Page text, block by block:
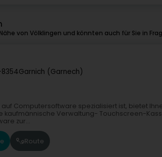
von Völklingen und könnten auch für Sie in
8354Garnich (Garnech)
auf Computersoftware spezialisiert ist, bietet
kaufmännische Verwaltung- Touchscreen-
zur...
Route